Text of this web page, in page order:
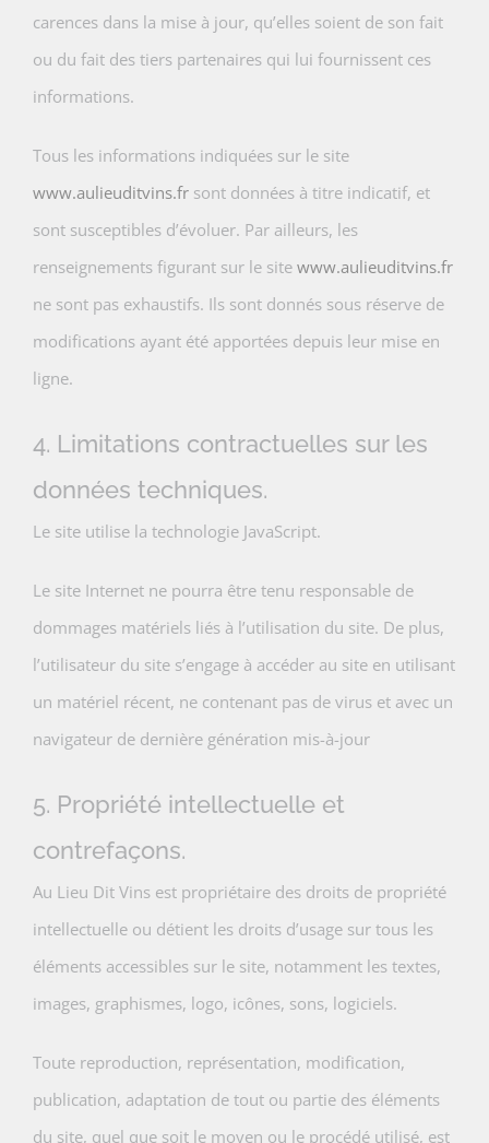
carences dans la mise à jour, qu’elles soient de son fait
ou du fait des tiers partenaires qui lui fournissent ces
informations.
Tous les informations indiquées sur le site
www.aulieuditvins.fr sont données à titre indicatif, et
sont susceptibles d’évoluer. Par ailleurs, les
renseignements figurant sur le site www.aulieuditvins.fr
ne sont pas exhaustifs. Ils sont donnés sous réserve de
modifications ayant été apportées depuis leur mise en
ligne.
4. Limitations contractuelles sur les
données techniques.
Le site utilise la technologie JavaScript.
Le site Internet ne pourra être tenu responsable de
dommages matériels liés à l’utilisation du site. De plus,
l’utilisateur du site s’engage à accéder au site en utilisant
un matériel récent, ne contenant pas de virus et avec un
navigateur de dernière génération mis-à-jour
5. Propriété intellectuelle et
contrefaçons.
Au Lieu Dit Vins est propriétaire des droits de propriété
intellectuelle ou détient les droits d’usage sur tous les
éléments accessibles sur le site, notamment les textes,
images, graphismes, logo, icônes, sons, logiciels.
Toute reproduction, représentation, modification,
publication, adaptation de tout ou partie des éléments
du site, quel que soit le moyen ou le procédé utilisé, est